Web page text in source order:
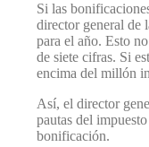
Si las
director general de
para el año. Esto
de siete cifras. Si
encima del millón
Así, el director
pautas del
bonificación.